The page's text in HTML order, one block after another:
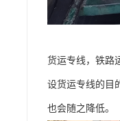
货运专线，铁路
设货运专线的目
也会随之降低。